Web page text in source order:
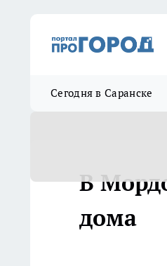
Сегодня в Саранске
В
дома